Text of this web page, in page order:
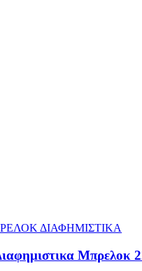
ΔΙΑΦΗΜΙΣΤΙΚΑ
Μπρελοκ